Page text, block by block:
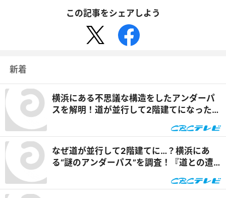
この記事をシェアしよう
新着
横浜にある不思議な構造をしたアンダーパ
スを解明！道が並行して2階建てになったワ
なぜ道が並行して2階建てに…？横浜にあ
る“謎のアンダーパス”を調査！『道との遭